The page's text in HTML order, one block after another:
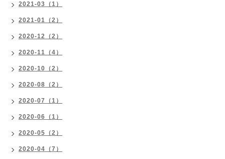
2021-03（1）
2021-01（2）
2020-12（2）
2020-11（4）
2020-10（2）
2020-08（2）
2020-07（1）
2020-06（1）
2020-05（2）
2020-04（7）